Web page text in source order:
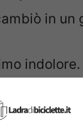
in un
passi e